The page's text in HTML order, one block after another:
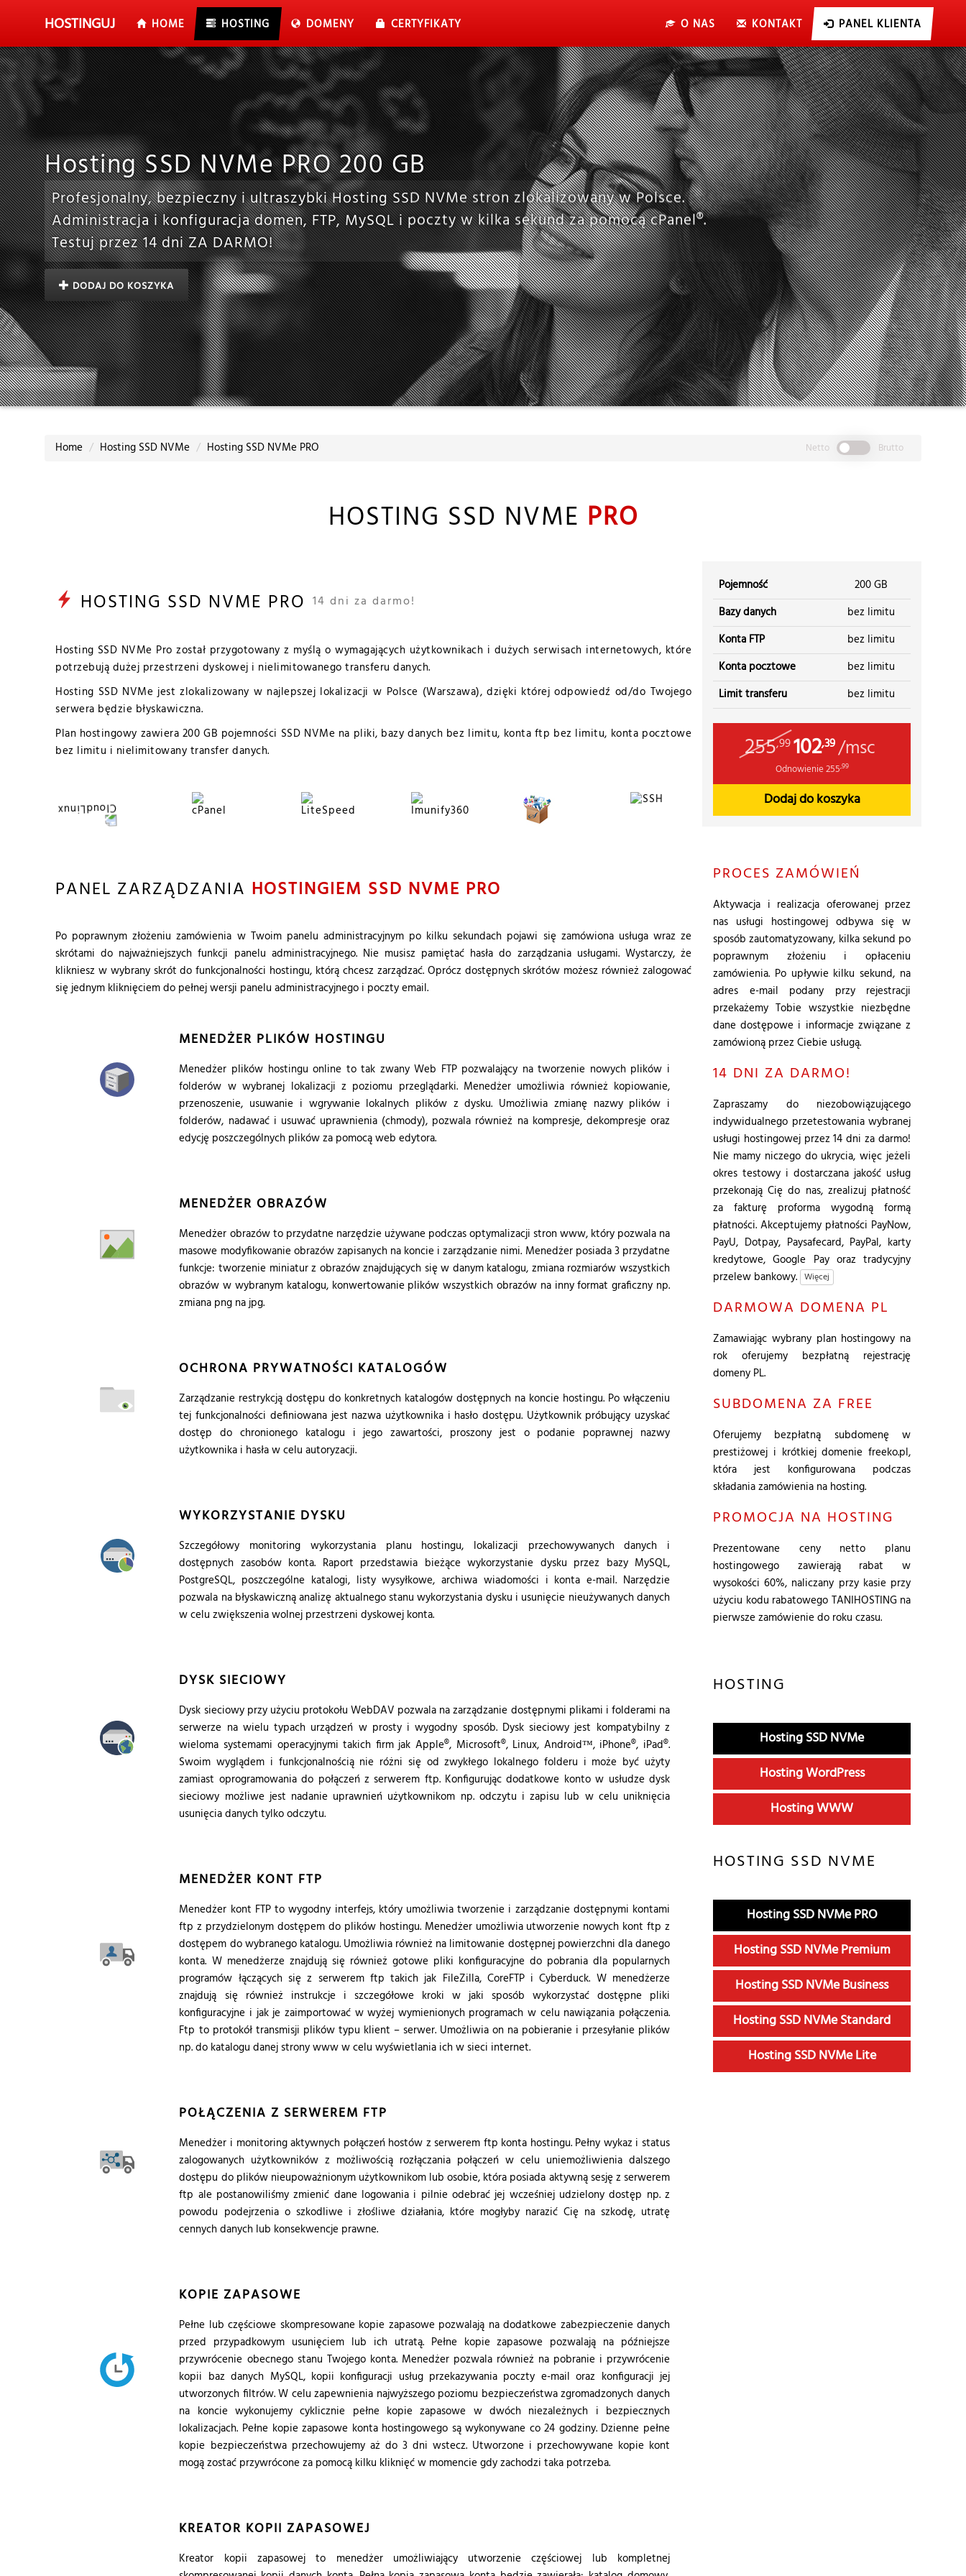
HOSTINGUJ HOME HOSTING DOMENY CERTYFIKATY O NAS KONTAKT PANEL KLIENTA
Hosting SSD NVMe PRO 200 GB
Profesjonalny, bezpieczny i ultraszybki Hosting SSD NVMe stron zlokalizowany w Polsce.
Administracja i konfiguracja domen, FTP, MySQL i poczty w kilka sekund za pomocą cPanel®.
Testuj przez 14 dni ZA DARMO!
DODAJ DO KOSZYKA
Home Hosting SSD NVMe Hosting SSD NVMe PRO Netto Brutto
HOSTING SSD NVME PRO
HOSTING SSD NVME PRO 14 dni za darmo!
Hosting SSD NVMe Pro został przygotowany z myślą o wymagających użytkownikach i dużych serwisach internetowych, które
potrzebują dużej przestrzeni dyskowej i nielimitowanego transferu danych.
Hosting SSD NVMe jest zlokalizowany w najlepszej lokalizacji w Polsce (Warszawa), dzięki której odpowiedź od/do Twojego
serwera będzie błyskawiczna.
Plan hostingowy zawiera 200 GB pojemności SSD NVMe na pliki, bazy danych bez limitu, konta ftp bez limitu, konta pocztowe
bez limitu i nielimitowany transfer danych.
Pojemność
200 GB
Bazy danych
bez limitu
Konta FTP
bez limitu
Konta pocztowe
bez limitu
Limit transferu
bez limitu
255,99102,39/msc
Odnowienie255,99
Dodaj do koszyka
PANEL ZARZĄDZANIA HOSTINGIEM SSD NVME PRO
Po poprawnym złożeniu zamówienia w Twoim panelu administracyjnym po kilku sekundach pojawi się zamówiona usługa wraz ze
skrótami do najważniejszych funkcji panelu administracyjnego. Nie musisz pamiętać hasła do zarządzania usługami. Wystarczy, że
klikniesz w wybrany skrót do funkcjonalności hostingu, którą chcesz zarządzać. Oprócz dostępnych skrótów możesz również zalogować
się jednym kliknięciem do pełnej wersji panelu administracyjnego i poczty email.
MENEDŻER PLIKÓW HOSTINGU
Menedżer plików hostingu online to tak zwany Web FTP pozwalający na tworzenie nowych plików i
folderów w wybranej lokalizacji z poziomu przeglądarki. Menedżer umożliwia również kopiowanie,
przenoszenie, usuwanie i wgrywanie lokalnych plików z dysku. Umożliwia zmianę nazwy plików i
folderów, nadawać i usuwać uprawnienia (chmody), pozwala również na kompresje, dekompresje oraz
edycję poszczególnych plików za pomocą web edytora.
MENEDŻER OBRAZÓW
Menedżer obrazów to przydatne narzędzie używane podczas optymalizacji stron www, który pozwala na
masowe modyfikowanie obrazów zapisanych na koncie i zarządzanie nimi. Menedżer posiada 3 przydatne
funkcje: tworzenie miniatur z obrazów znajdujących się w danym katalogu, zmiana rozmiarów wszystkich
obrazów w wybranym katalogu, konwertowanie plików wszystkich obrazów na inny format graficzny np.
zmiana png na jpg.
OCHRONA PRYWATNOŚCI KATALOGÓW
Zarządzanie restrykcją dostępu do konkretnych katalogów dostępnych na koncie hostingu. Po włączeniu
tej funkcjonalności definiowana jest nazwa użytkownika i hasło dostępu. Użytkownik próbujący uzyskać
dostęp do chronionego katalogu i jego zawartości, proszony jest o podanie poprawnej nazwy
użytkownika i hasła w celu autoryzacji.
WYKORZYSTANIE DYSKU
Szczegółowy monitoring wykorzystania planu hostingu, lokalizacji przechowywanych danych i
dostępnych zasobów konta. Raport przedstawia bieżące wykorzystanie dysku przez bazy MySQL,
PostgreSQL, poszczególne katalogi, listy wysyłkowe, archiwa wiadomości i konta e-mail. Narzędzie
pozwala na błyskawiczną analizę aktualnego stanu wykorzystania dysku i usunięcie nieużywanych danych
w celu zwiększenia wolnej przestrzeni dyskowej konta.
DYSK SIECIOWY
Dysk sieciowy przy użyciu protokołu WebDAV pozwala na zarządzanie dostępnymi plikami i folderami na
serwerze na wielu typach urządzeń w prosty i wygodny sposób. Dysk sieciowy jest kompatybilny z
wieloma systemami operacyjnymi takich firm jak Apple®, Microsoft®, Linux, Android™, iPhone®, iPad®.
Swoim wyglądem i funkcjonalnością nie różni się od zwykłego lokalnego folderu i może być użyty
zamiast oprogramowania do połączeń z serwerem ftp. Konfigurując dodatkowe konto w usłudze dysk
sieciowy możliwe jest nadanie uprawnień użytkownikom np. odczytu i zapisu lub w celu uniknięcia
usunięcia danych tylko odczytu.
MENEDŻER KONT FTP
Menedżer kont FTP to wygodny interfejs, który umożliwia tworzenie i zarządzanie dostępnymi kontami
ftp z przydzielonym dostępem do plików hostingu. Menedżer umożliwia utworzenie nowych kont ftp z
dostępem do wybranego katalogu. Umożliwia również na limitowanie dostępnej powierzchni dla danego
konta. W menedżerze znajdują się również gotowe pliki konfiguracyjne do pobrania dla popularnych
programów łączących się z serwerem ftp takich jak FileZilla, CoreFTP i Cyberduck. W menedżerze
znajdują się również instrukcje i szczegółowe kroki w jaki sposób wykorzystać dostępne pliki
konfiguracyjne i jak je zaimportować w wyżej wymienionych programach w celu nawiązania połączenia.
Ftp to protokół transmisji plików typu klient – serwer. Umożliwia on na pobieranie i przesyłanie plików
np. do katalogu danej strony www w celu wyświetlania ich w sieci internet.
POŁĄCZENIA Z SERWEREM FTP
Menedżer i monitoring aktywnych połączeń hostów z serwerem ftp konta hostingu. Pełny wykaz i status
zalogowanych użytkowników z możliwością rozłączania połączeń w celu uniemożliwienia dalszego
dostępu do plików nieupoważnionym użytkownikom lub osobie, która posiada aktywną sesję z serwerem
ftp ale postanowiliśmy zmienić dane logowania i pilnie odebrać jej wcześniej udzielony dostęp np. z
powodu podejrzenia o szkodliwe i złośliwe działania, które mogłyby narazić Cię na szkodę, utratę
cennych danych lub konsekwencje prawne.
KOPIE ZAPASOWE
Pełne lub częściowe skompresowane kopie zapasowe pozwalają na dodatkowe zabezpieczenie danych
przed przypadkowym usunięciem lub ich utratą. Pełne kopie zapasowe pozwalają na późniejsze
przywrócenie obecnego stanu Twojego konta. Menedżer pozwala również na pobranie i przywrócenie
kopii baz danych MySQL, kopii konfiguracji usług przekazywania poczty e-mail oraz konfiguracji jej
utworzonych filtrów. W celu zapewnienia najwyższego poziomu bezpieczeństwa zgromadzonych danych
na koncie wykonujemy cyklicznie pełne kopie zapasowe w dwóch niezależnych i bezpiecznych
lokalizacjach. Pełne kopie zapasowe konta hostingowego są wykonywane co 24 godziny. Dzienne pełne
kopie bezpieczeństwa przechowujemy aż do 3 dni wstecz. Utworzone i przechowywane kopie kont
mogą zostać przywrócone za pomocą kilku kliknięć w momencie gdy zachodzi taka potrzeba.
KREATOR KOPII ZAPASOWEJ
Kreator kopii zapasowej to menedżer umożliwiający utworzenie częściowej lub kompletnej
PROCES ZAMÓWIEŃ
Aktywacja i realizacja oferowanej przez
nas usługi hostingowej odbywa się w
sposób zautomatyzowany, kilka sekund po
poprawnym złożeniu i opłaceniu
zamówienia. Po upływie kilku sekund, na
adres e-mail podany przy rejestracji
przekażemy Tobie wszystkie niezbędne
dane dostępowe i informacje związane z
zamówioną przez Ciebie usługą.
14 DNI ZA DARMO!
Zapraszamy do niezobowiązującego
indywidualnego przetestowania wybranej
usługi hostingowej przez 14 dni za darmo!
Nie mamy niczego do ukrycia, więc jeżeli
okres testowy i dostarczana jakość usług
przekonają Cię do nas, zrealizuj płatność
za fakturę proforma wygodną formą
płatności. Akceptujemy płatności PayNow,
PayU, Dotpay, Paysafecard, PayPal, karty
kredytowe, Google Pay oraz tradycyjny
przelew bankowy. Więcej
DARMOWA DOMENA PL
Zamawiając wybrany plan hostingowy na
rok oferujemy bezpłatną rejestrację
domeny PL.
SUBDOMENA ZA FREE
Oferujemy bezpłatną subdomenę w
prestiżowej i krótkiej domenie freeko.pl,
która jest konfigurowana podczas
składania zamówienia na hosting.
PROMOCJA NA HOSTING
Prezentowane ceny netto planu
hostingowego zawierają rabat w
wysokości 60%, naliczany przy kasie przy
użyciu kodu rabatowego TANIHOSTING na
pierwsze zamówienie do roku czasu.
HOSTING
Hosting SSD NVMe
Hosting WordPress
Hosting WWW
HOSTING SSD NVME
Hosting SSD NVMe PRO
Hosting SSD NVMe Premium
Hosting SSD NVMe Business
Hosting SSD NVMe Standard
Hosting SSD NVMe Lite